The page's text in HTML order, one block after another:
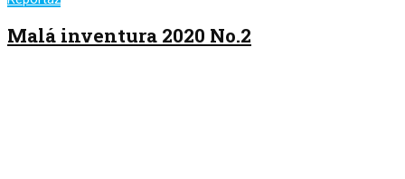
Malá inventura 2020 No.2